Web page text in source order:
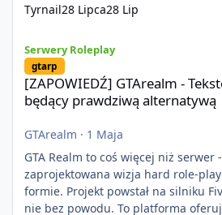
Tyrnail28 Lipca28 Lip
Serwery Roleplay
gtarp
[ZAPOWIEDŹ] GTArealm -
będący prawdziwą alternatywą
GTArealm · 1 Maja
GTA Realm to coś więcej niż serwer
zaprojektowana wizja hard role-
formie. Projekt powstał na silniku
nie bez powodu. To platforma